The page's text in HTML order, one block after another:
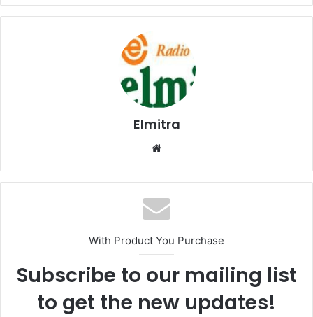
Elmitra
Website
With Product You Purchase
Subscribe to our mailing list
to get the new updates!